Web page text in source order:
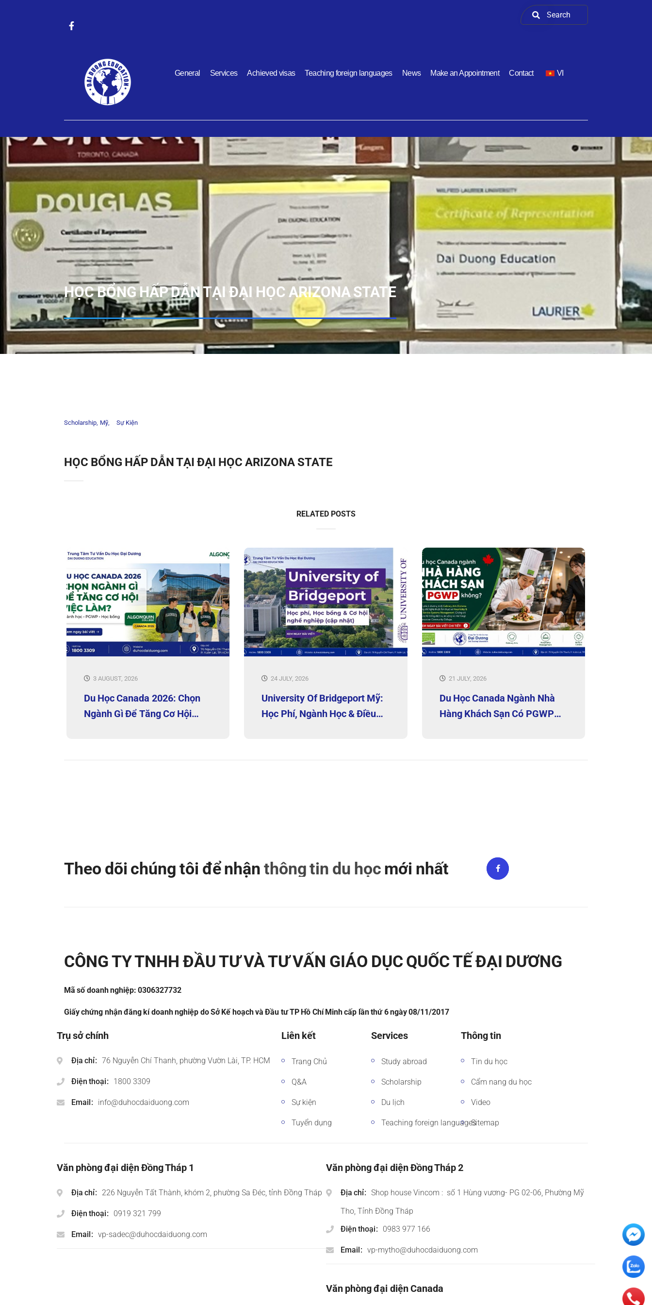
General Services Achieved visas Teaching foreign languages News Make an Appointment Contact VI
HỌC BỔNG HẤP DẪN TẠI ĐẠI HỌC ARIZONA STATE
Scholarship Mỹ Sự Kiện
HỌC BỔNG HẤP DẪN TẠI ĐẠI HỌC ARIZONA STATE
RELATED POSTS
3 AUGUST, 2026
Du Học Canada 2026: Chọn
Ngành Gì Để Tăng Cơ Hội
24 JULY, 2026
University Of Bridgeport Mỹ:
Học Phí, Ngành Học & Điều
21 JULY, 2026
Du Học Canada Ngành Nhà
Hàng Khách Sạn Có PGWP
Theo dõi chúng tôi để nhận thông tin du học mới nhất
CÔNG TY TNHH ĐẦU TƯ VÀ TƯ VẤN GIÁO DỤC QUỐC TẾ ĐẠI DƯƠNG
Mã số doanh nghiệp: 0306327732
Giấy chứng nhận đăng kí doanh nghiệp do Sở Kế hoạch và Đầu tư TP Hồ Chí Minh cấp lần thứ 6 ngày 08/11/2017
Trụ sở chính
Địa chỉ 76 Nguyễn Chí Thanh, phường Vườn Lài, TP. HCM
Điện thoại 1800 3309
Email info@duhocdaiduong.com
Liên kết
Trang Chủ
Q&A
Sự kiện
Tuyển dụng
Services
Study abroad
Scholarship
Du lịch
Teaching foreign languages
Thông tin
Tin du học
Cẩm nang du học
Video
Sitemap
Văn phòng đại diện Đồng Tháp 1
Địa chỉ 226 Nguyễn Tất Thành, khóm 2, phường Sa Đéc, tỉnh Đồng Tháp
Điện thoại 0919 321 799
Email vp-sadec@duhocdaiduong.com
Văn phòng đại diện Đồng Tháp 2
Địa chỉ
Shop house Vincom : số 1 Hùng vương- PG 02-06, Phường Mỹ
Tho, Tỉnh Đồng Tháp
Điện thoại
0983 977 166
Email vp-mytho@duhocdaiduong.com
Văn phòng đại diện Canada